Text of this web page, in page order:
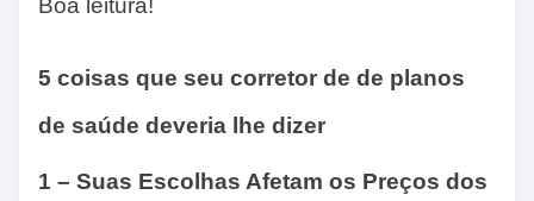
Boa leitura!
5 coisas que seu corretor de de planos
de saúde deveria lhe dizer
1 – Suas Escolhas Afetam os Preços dos